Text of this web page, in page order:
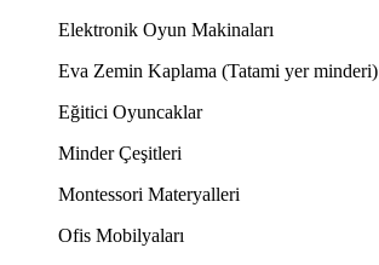
Elektronik Oyun Makinaları
Eva Zemin Kaplama (Tatami yer minderi)
Eğitici Oyuncaklar
Minder Çeşitleri
Montessori Materyalleri
Ofis Mobilyaları